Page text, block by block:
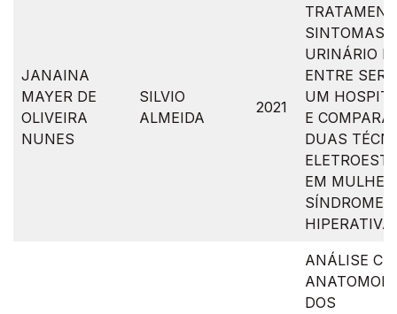
JANAINA
MAYER DE
OLIVEIRA
NUNES
SILVIO
ALMEIDA
2021
SINTOMAS
URINÁRIO
ENTRE
UM
E
DUAS
EM
SÍNDROME
HIPERATIVA
ANÁLISE
DOS